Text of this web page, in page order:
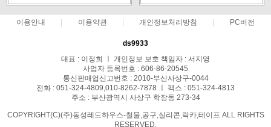
이용안내 이용약관 개인정보처리방침 PC버전
ds9933
대표 : 이정희 ㅣ 개인정보 보호 책임자 : 서지영
사업자 등록번호 : 606-86-20545
통신판매업신고번호 : 2010-부산사상구-0044
전화 : 051-324-4809,010-8262-7878 ㅣ 팩스 : 051-324-4813
주소 : 부산광역시 사상구 학장동 273-34
COPYRIGHT(C)(주)동성레드하우스-철물,공구,실리콘,락카,테이프 ALL RIGHTS
RESERVED.